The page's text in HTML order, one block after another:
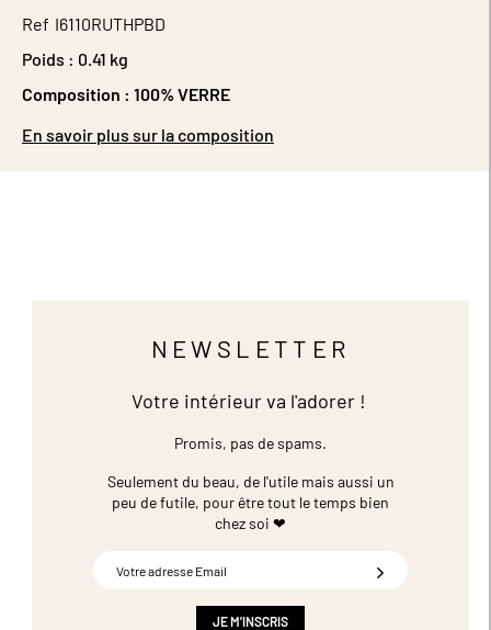
Ref I6110RUTHPBD
Poids : 0.41 kg
Composition : 100% VERRE
En savoir plus sur la composition
NEWSLETTER
Votre intérieur va l'adorer !
Promis, pas de spams.
Seulement du beau, de l'utile mais aussi un
peu de futile, pour être tout le temps bien
chez soi ❤
JE M'INSCRIS